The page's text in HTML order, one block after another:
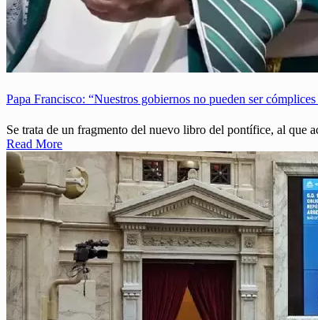
Papa Francisco: “Nuestros gobiernos no pueden ser
Se trata de un fragmento del nuevo libro del pontífice, al que
Read More